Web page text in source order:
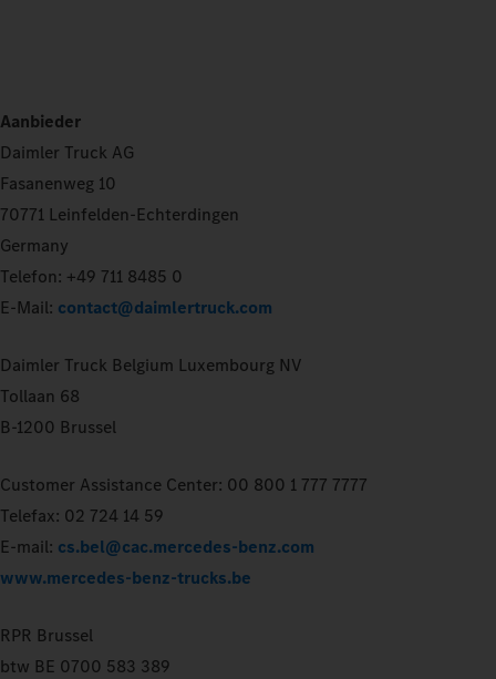
Aanbieder
Daimler Truck AG
Fasanenweg 10
70771 Leinfelden-Echterdingen
Germany
Telefon: +49 711 8485 0
E-Mail: contact@daimlertruck.com
Daimler Truck Belgium Luxembourg NV
Tollaan 68
B-1200 Brussel
Customer Assistance Center: 00 800 1 777 7777
Telefax: 02 724 14 59
E-mail: cs.bel@cac.mercedes-benz.com
www.mercedes-benz-trucks.be
RPR Brussel
btw BE 0700 583 389